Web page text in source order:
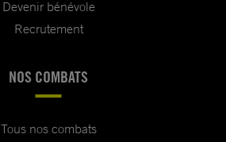
Devenir bénévole
Recrutement
NOS COMBATS
Tous nos combats